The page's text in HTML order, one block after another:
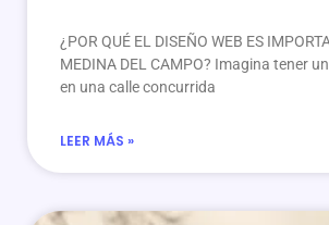
¿POR QUÉ EL DISEÑO WEB ES
MEDINA DEL CAMPO? Imagina tener
en una calle concurrida
LEER MÁS »